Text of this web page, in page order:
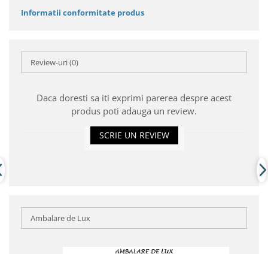
Informatii conformitate produs
Review-uri(0)
Daca doresti sa iti exprimi parerea despre acest
produs poti adauga un review.
SCRIE UN REVIEW
Ambalare de Lux